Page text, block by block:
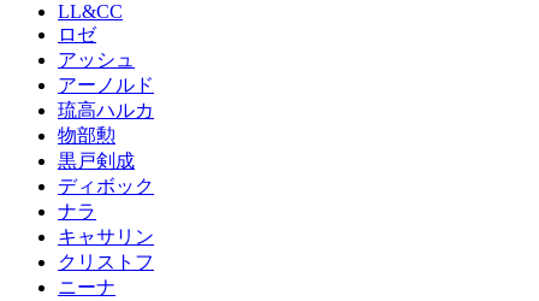
LL&CC
ロゼ
アッシュ
アーノルド
琉高ハルカ
物部勲
黒戸剣成
ディボック
ナラ
キャサリン
クリストフ
ニーナ